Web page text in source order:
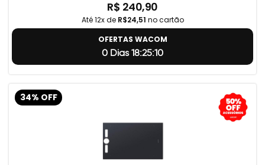
R$ 240,90
Até 12x de R$24,51 no cartão
OFERTAS WACOM
0 Dias 18:25:9
34% OFF